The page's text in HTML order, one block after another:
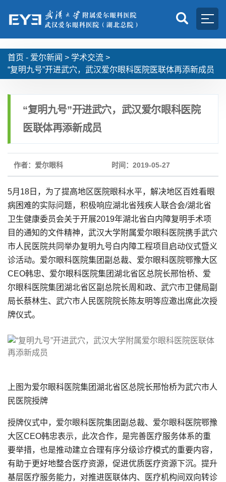
首页 - 爱尔新闻 > 学术交流 >
“复明九号”开进武穴，武汉爱尔眼科医院医联体再添新成员
“复明九号”开进武穴，武汉爱尔眼科医院
医联体再添新成员
作者：爱尔眼科 时间：2019-05-27
5月18日，为了提高地区医院眼科水平，解决地区百姓看眼
病困难的实际问题，积极响应湖北省残疾人联合会/湖北省
卫生健康委员会关于开展2019年湖北省白内障复明手术项
目的通知的文件精神，武汉大学附属爱尔眼科医院携手武穴
市人民医院共同举办复明九号白内障工程项目启动仪式暨义
诊活动。爱尔眼科医院集团副总裁、爱尔眼科医院鄂豫大区
CEO韩忠、爱尔眼科医院集团湖北省区总院长邢怡桥、爱
尔眼科医院集团湖北省区副总院长周和政、武穴市卫健局副
局长蔡林生、武穴市人民医院院长陈友明等应邀出席此次授
牌仪式。
上图为爱尔眼科医院集团湖北省区总院长邢怡桥为武穴市人
民医院授牌
授牌仪式中，爱尔眼科医院集团副总裁、爱尔眼科医院鄂豫
大区CEO韩忠表示，此次合作，是完善医疗服务体系的重
要举措，也是推动建立合理有序分级诊疗模式的重要内容，
有助于更好地整合医疗资源，促进优质医疗资源下沉。提升
基层医疗服务能力，对推进医联体内、医疗机构间双向转诊